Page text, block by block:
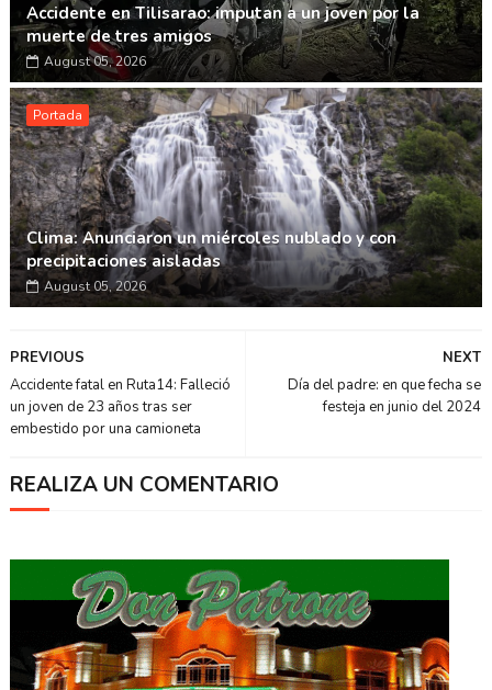
Accidente en Tilisarao: imputan a un joven por la
muerte de tres amigos
August 05, 2026
Portada
Clima: Anunciaron un miércoles nublado y con
precipitaciones aisladas
August 05, 2026
NEXT
Día del padre: en que fecha se
festeja en junio del 2024
PREVIOUS
Accidente fatal en Ruta14: Falleció
un joven de 23 años tras ser
embestido por una camioneta
REALIZA UN COMENTARIO